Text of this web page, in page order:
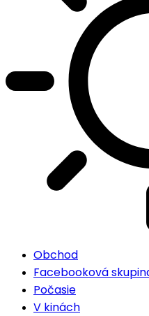
Obchod
Facebooková
Počasie
V kinách